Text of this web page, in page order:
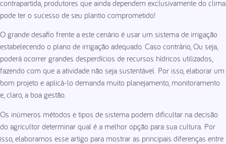
contrapartida, produtores que ainda dependem exclusivamente do clima
pode ter o sucesso de seu plantio comprometido!
O grande desafio frente a este cenário é usar um sistema de irrigação
estabelecendo o plano de irrigação adequado. Caso contrário, Ou seja,
poderá ocorrer grandes desperdícios de recursos hídricos utilizados,
fazendo com que a atividade não seja sustentável. Por isso, elaborar um
bom projeto e aplicá-lo demanda muito planejamento, monitoramento
e, claro, a boa gestão.
Os inúmeros métodos e tipos de sistema podem dificultar na decisão
do agricultor determinar qual é a melhor opção para sua cultura. Por
isso, elaboramos esse artigo para mostrar as principais diferenças entre